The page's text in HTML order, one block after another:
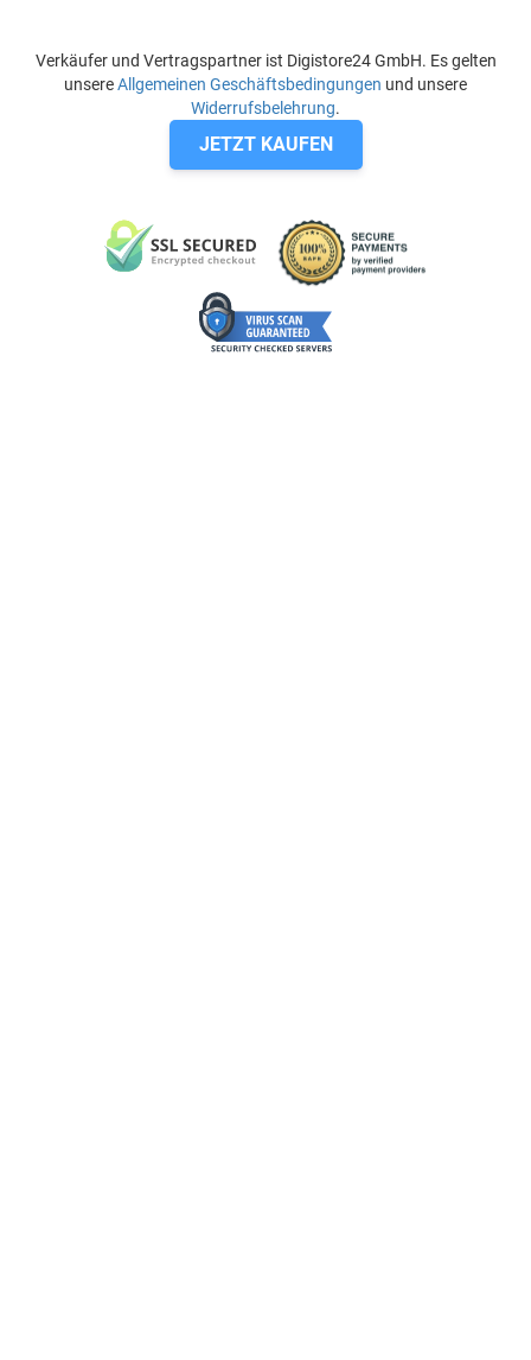
Verkäufer und Vertragspartner ist Digistore24 GmbH. Es gelten
unsereAllgemeinen Geschäftsbedingungen und unsere
Widerrufsbelehrung.
JETZT KAUFEN